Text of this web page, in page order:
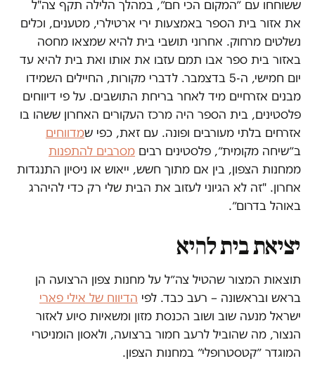
ששוחחו עם ״המקום הכי חם״, במהלך הלילה תקף צה"ל
את אזור בית הספר באמצעות ירי ארטילרי, מטענים, וכלים
נשלטים מרחוק. אחרוני תושבי בית להיא שמצאו מחסה
באזור בית ספר אבו תמם עזבו את אותו ואת בית להיא עד
יום חמישי, ה-5 בדצמבר. לדברי מקורות, החיילים השמידו
מבנים אזרחיים מיד לאחר בריחת התושבים. על פי דיווחים
פלסטינים, בית הספר היה מרכז העקורים האחרון ששהו בו
אזרחים בלתי מעורבים ופונה. עם זאת, כפי שמדווחים
ב״שיחה מקומית״, פלסטינים רבים מסרבים להתפנות
ממחנות הצפון, בין אם מתוך חשש, ייאוש או ניסיון התנגדות
אחרון. "זה לא הגיוני לעזוב את הבית שלי רק כדי להיהרג
באוהל בדרום״.
יציאת בית להיא
תוצאות המצור שהטיל צה״ל על מחנות צפון הרצועה הן
בראש ובראשונה – רעב כבד. לפי הדיווח של אילי פארי
ישראל מנעה שוב ושוב הכנסת מזון ומשאיות סיוע לאזור
הנצור, מה שהוביל לרעב חמור ברצועה, ולאסון הומניטרי
המוגדר ״קטסטרופלי״ במחנות הצפון.